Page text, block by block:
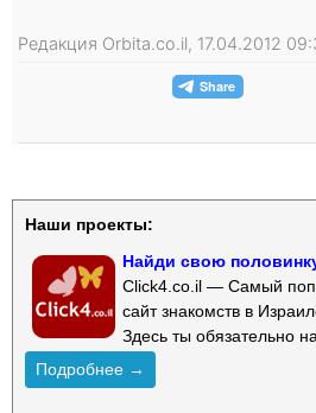
Редакция Orbita.co.il, 17.04.2012
Наши проекты:
Найди свою
Click4.co.il — Самый
сайт знакомств в
Здесь ты обязательно
Подробнее →